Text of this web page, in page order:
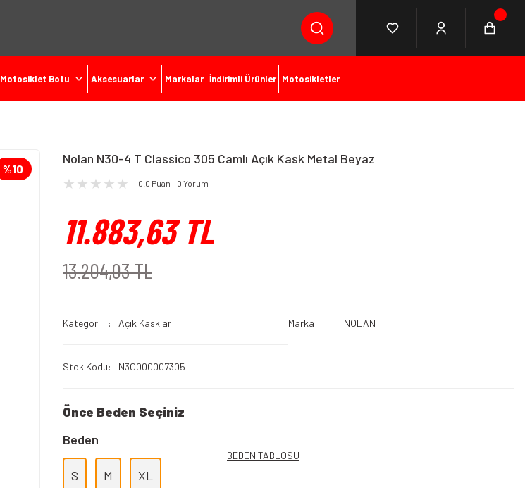
Motosiklet Botu Aksesuarlar Markalar İndirimli Ürünler Motosikletler
%10
Nolan N30-4 T Classico 305 Camlı Açık Kask Metal Beyaz
0.0 Puan - 0 Yorum
11.883,63 TL
13.204,03 TL
Kategori Açık Kasklar Marka NOLAN
Stok Kodu N3C000007305
Önce Beden Seçiniz
Beden
S M XL
BEDEN TABLOSU